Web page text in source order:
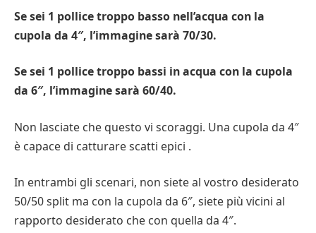
Se sei 1 pollice troppo basso nell’acqua con la
cupola da 4″, l’immagine sarà 70/30.
Se sei 1 pollice troppo bassi in acqua con la cupola
da 6″, l’immagine sarà 60/40.
Non lasciate che questo vi scoraggi. Una cupola da 4″
è capace di catturare scatti epici .
In entrambi gli scenari, non siete al vostro desiderato
50/50 split ma con la cupola da 6″, siete più vicini al
rapporto desiderato che con quella da 4″.